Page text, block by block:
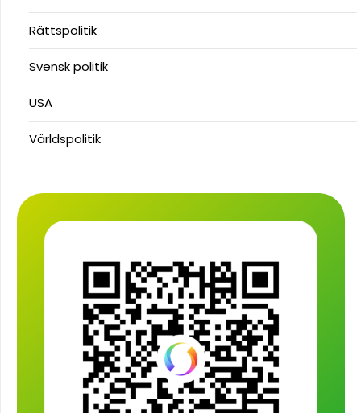
Rättspolitik
Svensk politik
USA
Världspolitik